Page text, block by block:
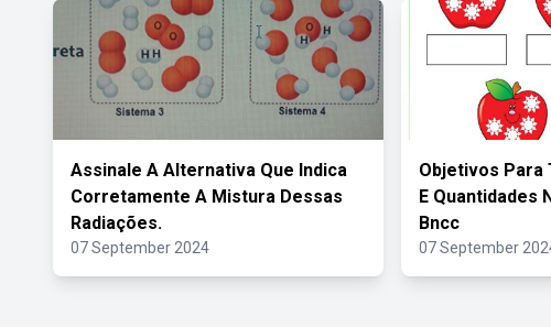
Assinale A Alternativa Que Indica
Corretamente A Mistura Dessas
Radiações.
07 September 2024
Objetivos Para
E Quantidades
Bncc
07 September